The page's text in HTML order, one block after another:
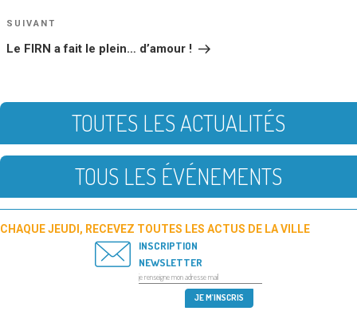
Article
SUIVANT
Le FIRN a fait le plein… d’amour !
TOUTES LES ACTUALITÉS
TOUS LES ÉVÉNEMENTS
CHAQUE JEUDI, RECEVEZ TOUTES LES ACTUS DE LA VILLE
INSCRIPTION
NEWSLETTER